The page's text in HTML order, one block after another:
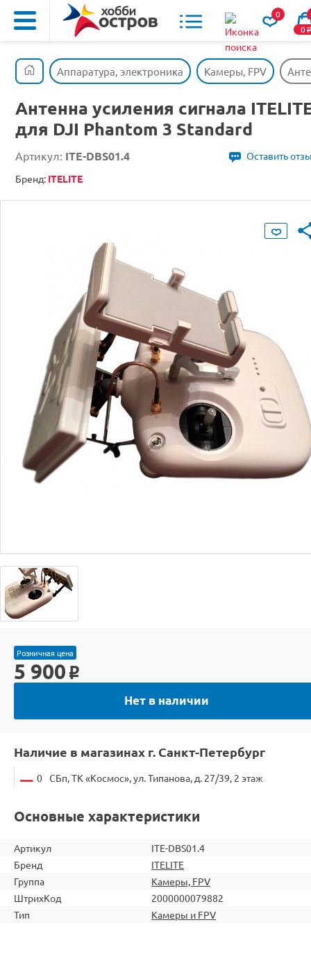
0
0o
Аппаратура, электроника Камеры, FPV
Антенна усиления сигнала
для DJI Phantom 3 Standard
Артикул: ITE-DBS01.4
Оставить
Бренд: ITELITE
Розничная цена
5 900 o
Нет в наличии
Наличие в магазинах г. Санкт-Петербург
0 СБп, ТК «Космос», ул. Типанова, д. 27/39, 2 этаж
Основные характеристики
Артикул
ITE-DBS01.4
Бренд
ITELITE
Группа
Камеры, FPV
ШтрихКод
2000000079882
Тип
Камеры и FPV